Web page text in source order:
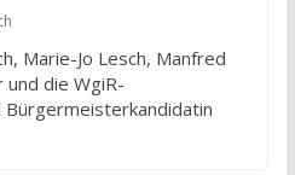
Marie-Jo Lesch, Manfred
und die WgiR-